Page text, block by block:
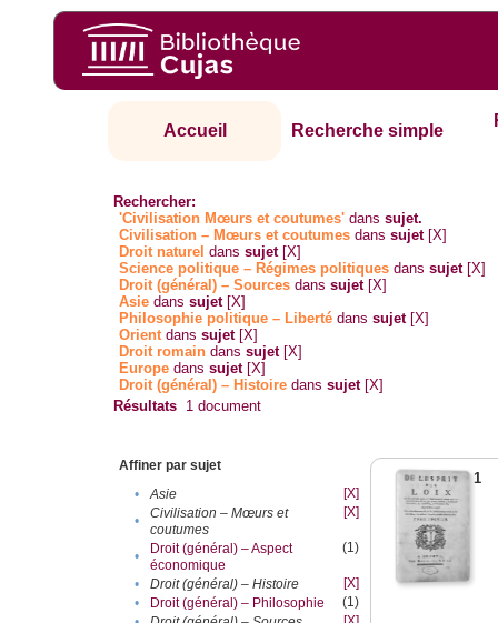
Accueil Recherche simple
Rechercher:
'Civilisation Mœurs et coutumes' danssujet.
Civilisation – Mœurs et coutumes danssujet [X]
Droit naturel danssujet [X]
Science politique – Régimes politiques danssujet [X]
Droit (général) – Sources danssujet [X]
Asie danssujet [X]
Philosophie politique – Liberté danssujet [X]
Orientdanssujet [X]
Droit romain danssujet [X]
Europe danssujet [X]
Droit (général) – Histoire danssujet [X]
Résultats 1 document
Affiner par sujet
•
Asie
[X]
•
Civilisation – Mœurs et
coutumes
[X]
•
Droit (général) – Aspect
économique
(1)
• Droit (général) – Histoire
[X]
•
Droit (général) – Philosophie
(1)
1